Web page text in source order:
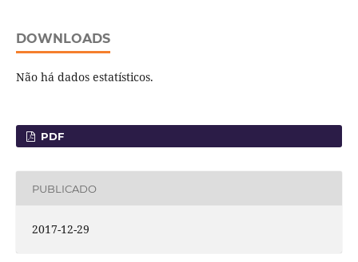
DOWNLOADS
Não há dados estatísticos.
PDF
PUBLICADO
2017-12-29